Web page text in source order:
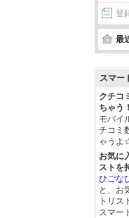
登
最
スマー
クチコ
ちゃう！
モバイ
チコミ
ゃうよ
お気に
ストを
ひごな
と、お
トリス
スマー